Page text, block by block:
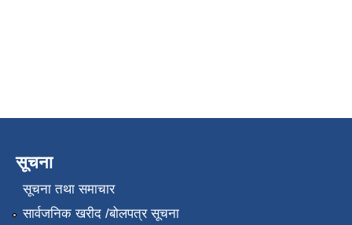
सूचना
सूचना तथा समाचार
सार्वजनिक खरीद /बोलपत्र सूचना